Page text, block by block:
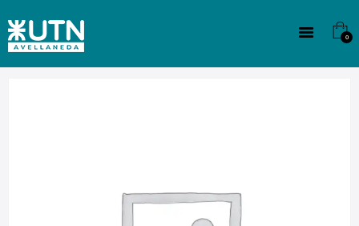
0
CULTURA